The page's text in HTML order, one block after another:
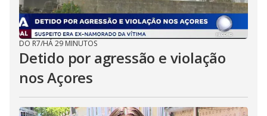
DO R7/HÁ 29 MINUTOS
Detido por agressão e violação
nos Açores